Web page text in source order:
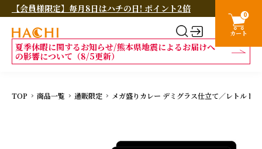
【会員様限定】毎月8日はハチの日! ポイント2倍
夏季休暇に関するお知らせ/熊本県地震によるお届けへ
の影響について（8/5更新）
0
カート
TOP 商品一覧 通販限定 メガ盛りカレー デミグラス仕立て／レトルト